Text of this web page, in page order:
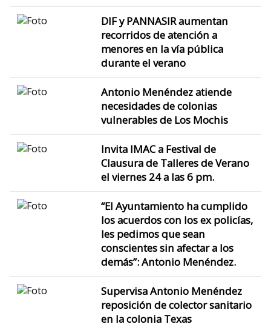
DIF y PANNASIR aumentan
recorridos de atención a
menores en la vía pública
durante el verano
Antonio Menéndez atiende
necesidades de colonias
vulnerables de Los Mochis
Invita IMAC a Festival de
Clausura de Talleres de Verano
el viernes 24 a las 6 pm.
“El Ayuntamiento ha cumplido
los acuerdos con los ex policías,
les pedimos que sean
conscientes sin afectar a los
demás”: Antonio Menéndez.
Supervisa Antonio Menéndez
reposición de colector sanitario
en la colonia Texas